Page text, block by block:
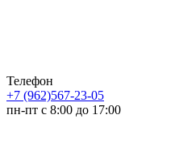
Телефон
+7 (962)567-23-05
пн-пт с 8:00 до 17:00